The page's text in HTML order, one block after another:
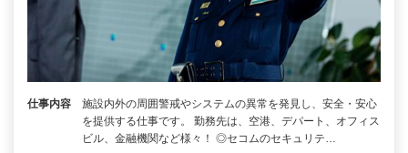
仕事内容
施設内外の周囲警戒やシステムの異常を発見し、安全・安心
を提供する仕事です。 勤務先は、空港、デパート、オフィス
ビル、金融機関など様々！ ◎セコムのセキュリテ…